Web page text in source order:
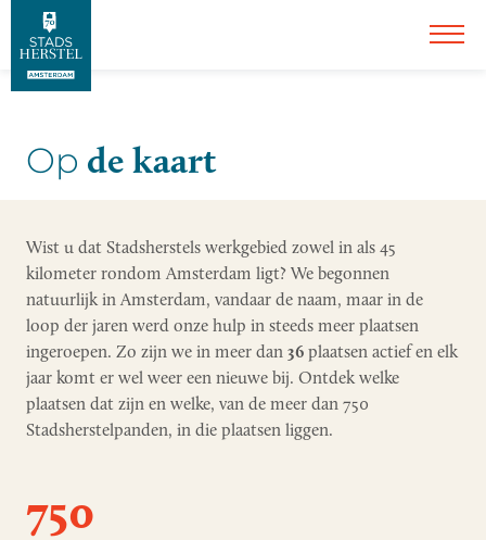
Op de kaart
750
Wist u dat Stadsherstels werkgebied zowel in als 45
kilometer rondom Amsterdam ligt? We begonnen
natuurlijk in Amsterdam, vandaar de naam, maar in de
loop der jaren werd onze hulp in steeds meer plaatsen
ingeroepen. Zo zijn we in meer dan 36 plaatsen actief en elk
jaar komt er wel weer een nieuwe bij. Ontdek welke
plaatsen dat zijn en welke, van de meer dan 750
Stadsherstelpanden, in die plaatsen liggen.